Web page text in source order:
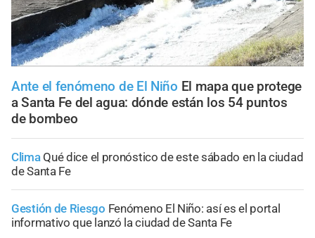
Ante el fenómeno de El Niño El mapa que protege
a Santa Fe del agua: dónde están los 54 puntos
de bombeo
Clima Qué dice el pronóstico de este sábado en la ciudad
de Santa Fe
Gestión de Riesgo Fenómeno El Niño: así es el portal
informativo que lanzó la ciudad de Santa Fe